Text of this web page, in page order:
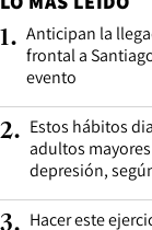
1. Anticipan la
frontal a
evento
2. Estos hábitos
adultos
depresión,
3. Hacer este